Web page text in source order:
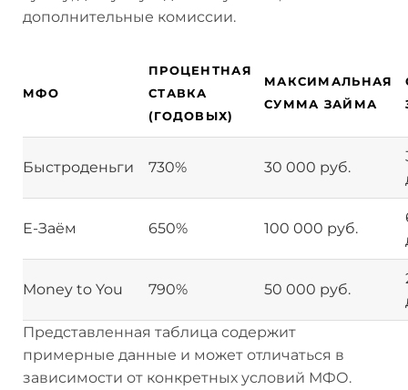
дополнительные комиссии.
МФО
ПРОЦЕНТНАЯ
СТАВКА
(ГОДОВЫХ)
МАКСИМАЛЬНАЯ
СУММА ЗАЙМА
Быстроденьги 730% 30 000 руб.
Е-Заём 650% 100 000 руб.
Money to You 790% 50 000 руб.
Представленная таблица содержит
примерные данные и может отличаться в
зависимости от конкретных условий МФО.